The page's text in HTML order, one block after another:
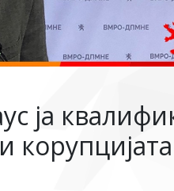
ја